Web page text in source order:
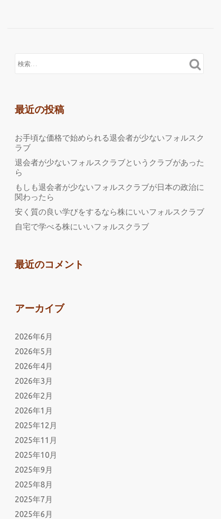
示
田
雄
氏
評
判
最近の投稿
お手頃な価格で始められる退会者が少ないフォルスク
ラブ
退会者が少ないフォルスクラブというクラブがあった
ら
もしも退会者が少ないフォルスクラブが日本の政治に
関わったら
安く質の良い学びをするなら株にいいフォルスクラブ
自宅で学べる株にいいフォルスクラブ
最近のコメント
アーカイブ
2026年6月
2026年5月
2026年4月
2026年3月
2026年2月
2026年1月
2025年12月
2025年11月
2025年10月
2025年9月
2025年8月
2025年7月
2025年6月